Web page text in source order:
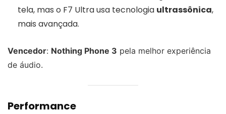
tela, mas o F7 Ultra usa tecnologia ultrassônica,
mais avançada.
Vencedor: Nothing Phone 3 pela melhor experiência
de áudio.
Performance